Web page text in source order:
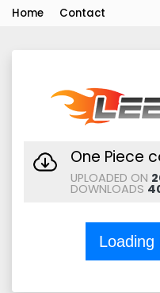
Home Contact
One Piece
UPLOADED ON
DOWNLOADS
Loading